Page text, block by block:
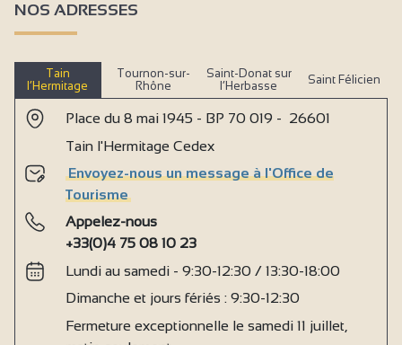
NOS ADRESSES
Tain
l’Hermitage
Tournon-sur-
Rhône
Saint-Donat sur
l’Herbasse
Saint Félicien
Place du 8 mai 1945 - BP 70 019 - 26601
Tain l'Hermitage Cedex
Envoyez-nous un message à l'Office de
Tourisme
Appelez-nous
+33(0)4 75 08 10 23
Lundi au samedi - 9:30-12:30 / 13:30-18:00
Dimanche et jours fériés : 9:30-12:30
Fermeture exceptionnelle le samedi 11 juillet,